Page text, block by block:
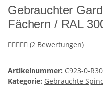
Gebrauchter
Fächern / RAL
(2 Bewertungen)
Artikelnummer: G923-0-
Kategorie: Gebrauchte